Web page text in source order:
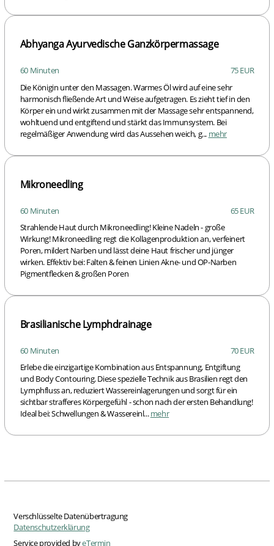
Abhyanga Ayurvedische Ganzkörpermassage
60 Minuten
75 EUR
Die Königin unter den Massagen. Warmes Öl wird auf eine sehr
harmonisch fließende Art und Weise aufgetragen. Es zieht tief in den
Körper ein und wirkt zusammen mit der Massage sehr entspannend,
wohltuend und entgiftend und stärkt das Immunsystem. Bei
regelmäßiger Anwendung wird das Aussehen weich, g... mehr
Mikroneedling
60 Minuten
65 EUR
Strahlende Haut durch Mikroneedling! Kleine Nadeln - große
Wirkung! Mikroneedling regt die Kollagenproduktion an, verfeinert
Poren, mildert Narben und lässt deine Haut frischer und jünger
wirken. Effektiv bei: Falten & feinen Linien Akne- und OP-Narben
Pigmentflecken & großen Poren
Brasilianische Lymphdrainage
60 Minuten
70 EUR
Erlebe die einzigartige Kombination aus Entspannung, Entgiftung
und Body Contouring. Diese spezielle Technik aus Brasilien regt den
Lymphfluss an, reduziert Wassereinlagerungen und sorgt für ein
sichtbar strafferes Körpergefühl - schon nach der ersten Behandlung!
Ideal bei: Schwellungen & Wassereinl...mehr
Service provided byeTermin
Verschlüsselte Datenübertragung
Datenschutzerklärung